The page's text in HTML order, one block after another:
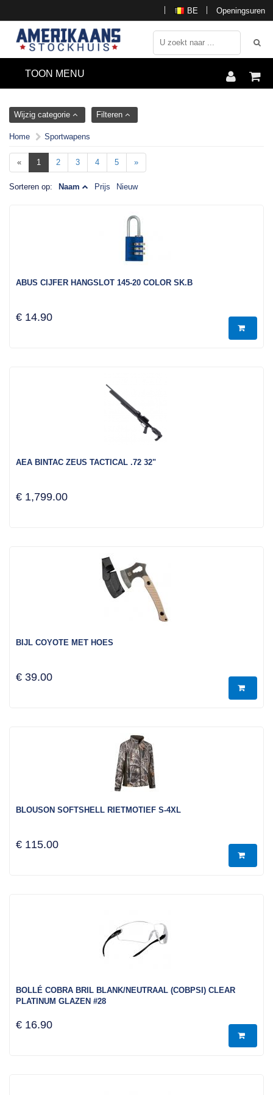
Openingsuren
BE
TOON MENU
Wijzig categorie Filteren
Home Sportwapens
« 1 2 3 4 5 »
Sorteren op: Naam Prijs Nieuw
ABUS CIJFER HANGSLOT 145-20 COLOR SK.B
€ 14.90
AEA BINTAC ZEUS TACTICAL .72 32"
€ 1,799.00
BIJL COYOTE MET HOES
€ 39.00
BLOUSON SOFTSHELL RIETMOTIEF S-4XL
€ 115.00
BOLLÉ COBRA BRIL BLANK/NEUTRAAL (COBPSI) CLEAR
PLATINUM GLAZEN #28
€ 16.90